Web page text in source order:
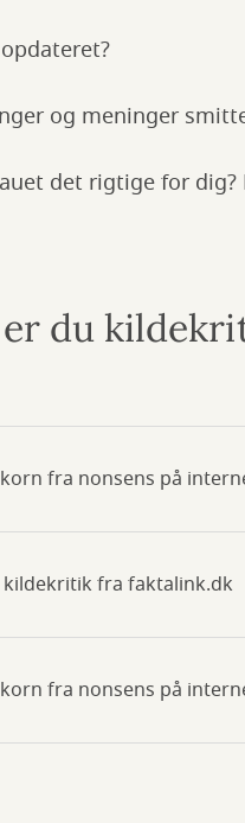
og meninger
det rigtige for
er du
fra nonsens på
kildekritik fra faktalink.dk
fra nonsens på